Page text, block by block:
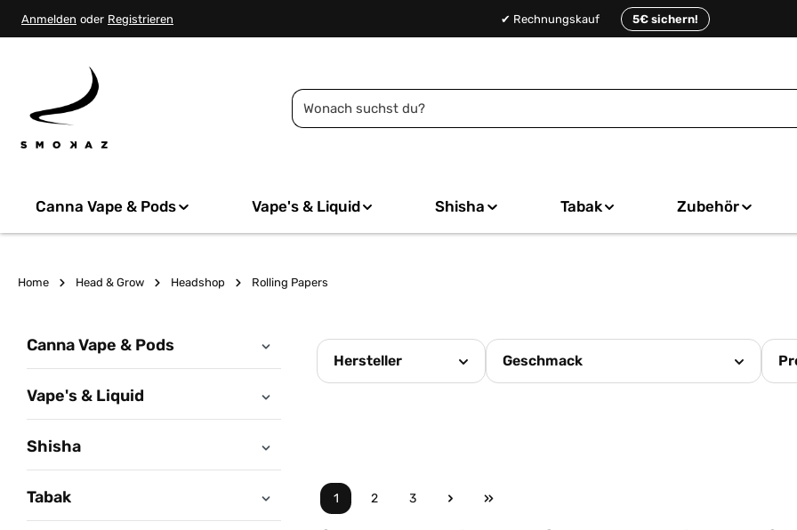
Zur Hauptnavigation springen
Anmelden oder Registrieren ✔ Rechnungskauf 5€ sichern!
Canna Vape & Pods Vape's & Liquid Shisha Tabak Zubehör
Home Head & Grow Headshop Rolling Papers
Canna Vape & Pods
Vape's & Liquid
Shisha
Tabak
Hersteller Geschmack
Seite
1
Seite
2
Seite
3